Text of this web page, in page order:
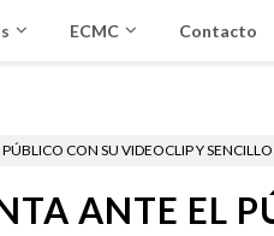
ECMC Contacto
CON SU VIDEOCLIP Y SENCILLO
ANTE EL